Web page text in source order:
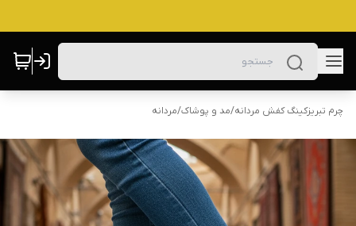
چرم تبریزکینگ کفش مردانه/مد و پوشاک/مردانه